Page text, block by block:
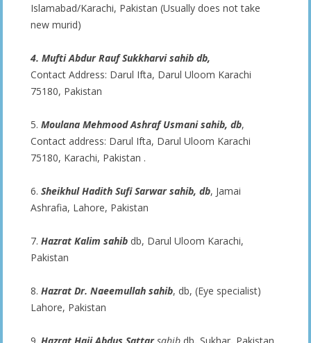
Islamabad/Karachi, Pakistan (Usually does not take
new murid)
4. Mufti Abdur Rauf Sukkharvi sahib db,
Contact Address: Darul Ifta, Darul Uloom Karachi
75180, Pakistan
5. Moulana Mehmood Ashraf Usmani sahib, db,
Contact address: Darul Ifta, Darul Uloom Karachi
75180, Karachi, Pakistan .
6. Sheikhul Hadith Sufi Sarwar sahib, db, Jamai
Ashrafia, Lahore, Pakistan
7. Hazrat Kalim sahib db, Darul Uloom Karachi,
Pakistan
8. Hazrat Dr. Naeemullah sahib, db, (Eye specialist)
Lahore, Pakistan